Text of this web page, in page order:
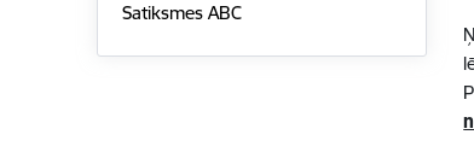
Satiksmes ABC